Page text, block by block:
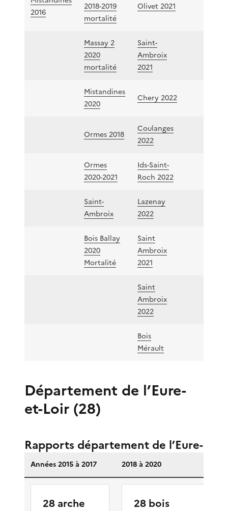
2016
2018-2019
mortalité
Olivet 2021
Massay 2
2020
mortalité
Saint-
Ambroix
2021
Mistandines
2020
Chery 2022
Ormes 2018
Coulanges
2022
Ormes
2020-2021
Ids-Saint-
Roch 2022
Saint-
Ambroix
Lazenay
2022
Bois Ballay
2020
Mortalité
Saint
Ambroix
2021
Saint
Ambroix
2022
Bois
Mérault
Département de l’Eure-
et-Loir (28)
Rapports département de l’Eure-et-
Années 2015 à 2017 2018 à 2020
28 arche
28 bois